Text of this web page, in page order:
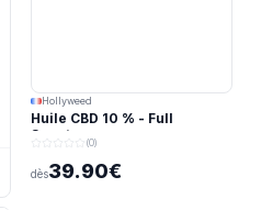
Hollyweed
Huile CBD 10 % - Full
Spectrum
(0)
dès39.90€